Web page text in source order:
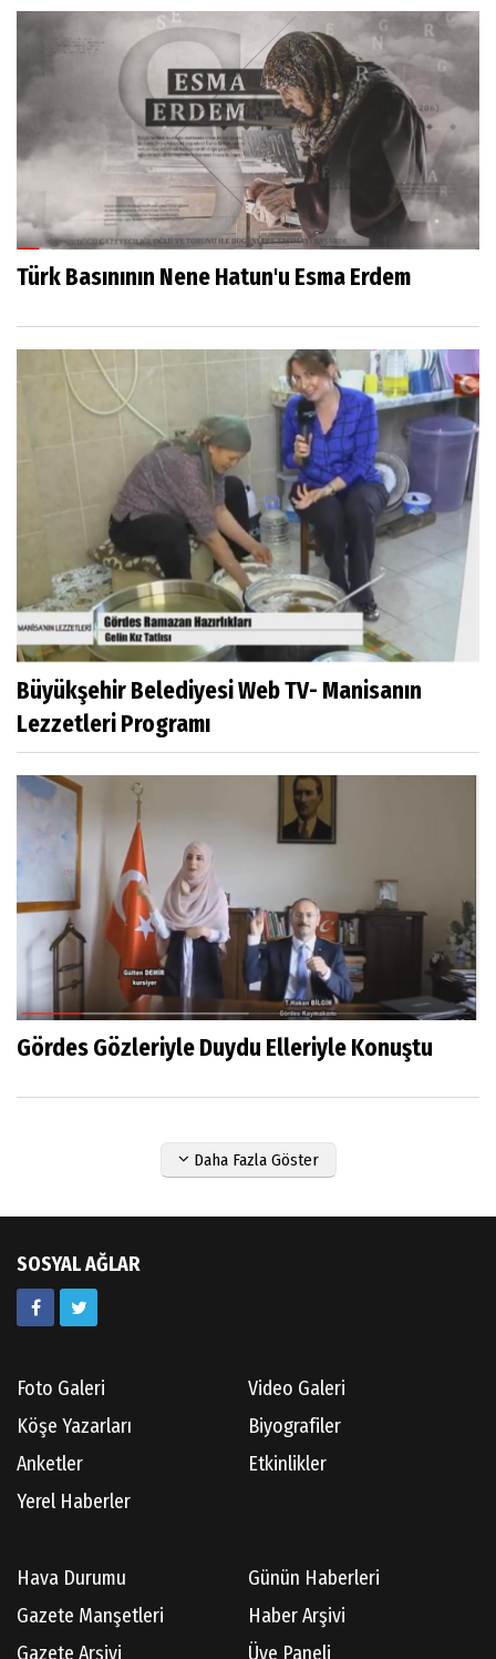
Türk Basınının Nene Hatun'u Esma Erdem
Büyükşehir Belediyesi Web TV- Manisanın
Lezzetleri Programı
Gördes Gözleriyle Duydu Elleriyle Konuştu
Daha Fazla Göster
SOSYAL AĞLAR
Foto Galeri
Video Galeri
Köşe Yazarları
Biyografiler
Anketler
Etkinlikler
Yerel Haberler
Hava Durumu
Günün Haberleri
Gazete Manşetleri
Haber Arşivi
Gazete Arşivi
Üye Paneli